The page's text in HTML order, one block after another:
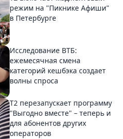
режим на "Пикнике Афиши"
в Петербурге
Исследование ВТБ:
ежемесячная смена
категорий кешбэка создает
волны спроса
Т2 перезапускает программу
"Выгодно вместе" – теперь и
для абонентов других
операторов